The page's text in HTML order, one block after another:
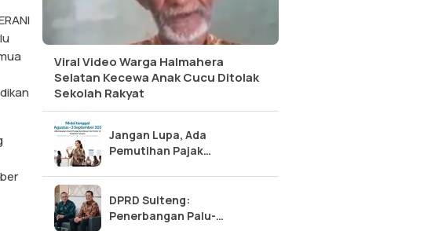
Viral Video Warga Halmahera
Selatan Kecewa Anak Cucu Ditolak
Sekolah Rakyat
Jangan Lupa, Ada
Pemutihan Pajak
Denda!
DPRD Sulteng:
Penerbangan Palu-